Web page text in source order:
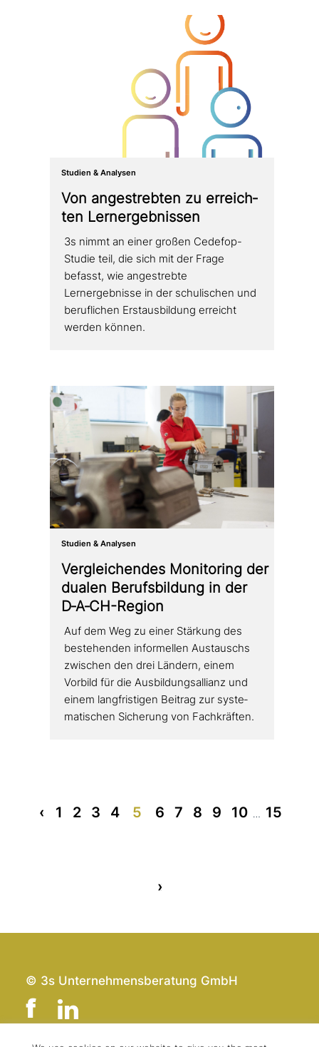
Studien & Analysen
Von ange­streb­ten zu erreich­
ten Lernergebnissen
3s nimmt an einer großen Cedefop-
Studie teil, die sich mit der Frage
befasst, wie ange­streb­te
Lernergebnisse in der schu­li­schen und
beruf­li­chen Erstausbildung erreicht
werden können.
Studien & Analysen
Vergleichendes Monitoring der
dualen Berufsbildung in der
D‑A‑CH-Region
Auf dem Weg zu einer Stärkung des
bestehen­den infor­mel­len Austauschs
zwischen den drei Ländern, einem
Vorbild für die Ausbildungsallianz und
einem lang­fri­sti­gen Beitrag zur syste­
ma­ti­schen Sicherung von Fachkräften.
« 1 2 3 4 5 6 7 8 9 10 … 15
»
© 3s Unternehmensberatung GmbH